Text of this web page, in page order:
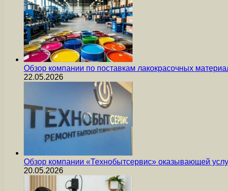
Обзор компании по поставкам лакокрасочных
22.05.2026
Обзор компании «Технобытсервис» оказывающей
20.05.2026